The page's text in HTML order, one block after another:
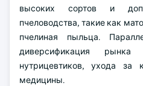
высоких сортов и
пчеловодства, такие как
пчелиная пыльца.
диверсификация
нутрицевтиков, ухода за
медицины.